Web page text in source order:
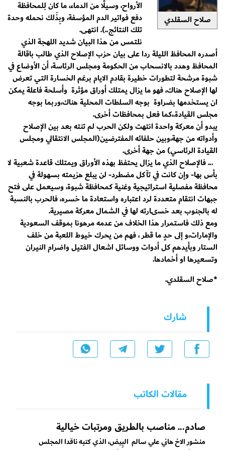
صلاح السقلدي
الأرواح، وسيلًا من الدماء، ما كان لِلمحافظة
دفع فواتير الدم المؤسفة، وبِذَلك نحمله وحدة
تلك النتائج..). انتهى.
نلتمس من هذا البيان شديد اللهجة الذي
أصدره المحافظ الليلة ردا على بيان حزب الإصلاح الذي طالب باقالة
المحافظ وهدد بالانسحاب من الحكومة ومجلس الرئاسة، أن الأوضاع في
شبوة مرشحة لتطورات خطيرة بقادم الايام برغم الخسارة التي تعرض
لها الإصلاح هناك، فهو ما يزال يمتلك أوراق مؤثرة وأسلحة فاعلة يمكن
ان يستخدمها بضراوة بوجه السلطات المحلية هناك،وربما بوجه
مجلس القيادة.،كما فعل بمحافظات أخرى.
يبدو أن معركة واحدة انتهت ولكن الحرب لم تنته بعد بين الإصلاح
وأدواته من جهة،وبين حلفائه المفترضين(المجلس الانتقالي ومجلس
القيادة الرئاسي) من جهة أخرى.
... فالإصلاح الذي ما يزال يحتفظ بهذه الأوراق ويمتلك قاعدة شعبية لا
بأس بها- وإن كانت في تآكل مضطرد- لن يبلع هزيمته بسهولة في
محافظة مفصلية استراتيجية وغنية كمحافظة شبوة، وسيعمل على فتح
جبهات انتقام متعددة لرد اعتباره واستعادة ما خسره، فالحرب بالنسبة
له بالجنوب بعد خسىارته لها في الشمال معركة مصيرية.
ومع ذلك فاستمرار هذا الخلاف من عدمه مرهونا بموقف السعودية
والإمارات،و إلى حدٍ ما قطر ، فهم من يحرك خيوط اللعبة من خلف
الستار وبأيدهم كل أدوات ووسائل اشعال الفتيل واضرام النيران
وتسعيرها او أخمادها.
*صلاح السقلدي.
شارك
مقالات الكاتب
صادم... مناصب بالطريق ومرتبات خيالية
منشور الاخ هاني علي سالم البِيض، الذي كتبه ناقدا المجلس